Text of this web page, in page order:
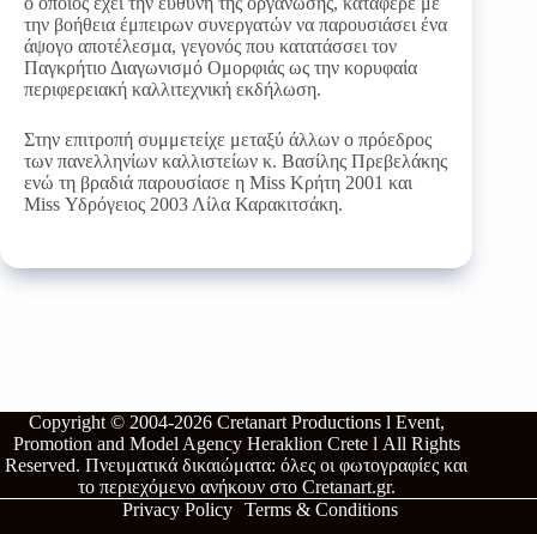
την βοήθεια έμπειρων συνεργατών να παρουσιάσει ένα
άψογο αποτέλεσμα, γεγονός που κατατάσσει τον
Παγκρήτιο Διαγωνισμό Ομορφιάς ως την κορυφαία
περιφερειακή καλλιτεχνική εκδήλωση.
Στην επιτροπή συμμετείχε μεταξύ άλλων ο πρόεδρος
των πανελληνίων καλλιστείων κ. Βασίλης Πρεβελάκης
ενώ τη βραδιά παρουσίασε η Miss Κρήτη 2001 και
Miss Υδρόγειος 2003 Λίλα Καρακιτσάκη.
Copyright © 2004-2026 Cretanart Productions l Event,
Promotion and Model Agency Heraklion Crete l All Rights
Reserved.Πνευματικά δικαιώματα: όλες οι φωτογραφίες και
το περιεχόμενο ανήκουν στο Cretanart.gr.
Privacy Policy Terms & Conditions